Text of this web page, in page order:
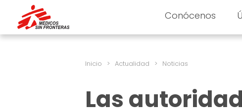
Conócenos
Inicio > Actualidad > Noticias
Las